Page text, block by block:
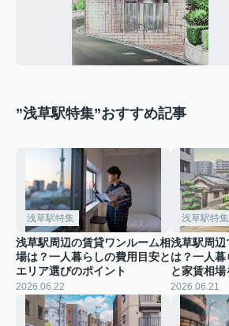
”浅草駅特集”おすすめ記事
浅草駅特集
浅草駅周辺の賃貸ワンルーム相
場は？一人暮らしの費用目安と
エリア選びのポイント
2026.06.22
浅草駅特集
浅草駅周辺
は？一人
と家賃相場
2026.06.21